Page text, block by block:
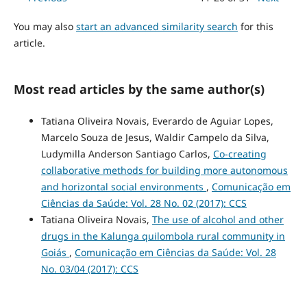
You may also start an advanced similarity search for this
article.
Most read articles by the same author(s)
Tatiana Oliveira Novais, Everardo de Aguiar Lopes,
Marcelo Souza de Jesus, Waldir Campelo da Silva,
Ludymilla Anderson Santiago Carlos, Co-creating
collaborative methods for building more autonomous
and horizontal social environments , Comunicação em
Ciências da Saúde: Vol. 28 No. 02 (2017): CCS
Tatiana Oliveira Novais, The use of alcohol and other
drugs in the Kalunga quilombola rural community in
Goiás , Comunicação em Ciências da Saúde: Vol. 28
No. 03/04 (2017): CCS